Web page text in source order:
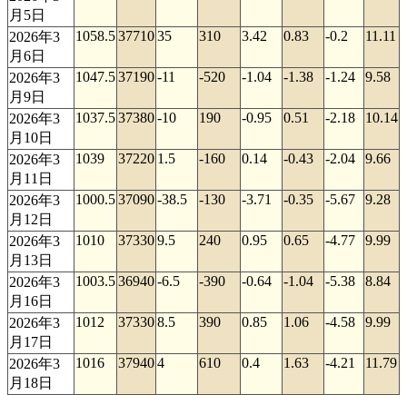
月5日
2026年3
月6日
1058.53771035 310 3.42 0.83 -0.2 11.11
2026年3
月9日
1047.537190-11 -520 -1.04 -1.38 -1.24 9.58
2026年3
月10日
1037.537380-10 190 -0.95 0.51 -2.18 10.14
2026年3
月11日
1039 37220 1.5 -160 0.14 -0.43 -2.04 9.66
2026年3
月12日
1000.537090-38.5 -130 -3.71 -0.35 -5.67 9.28
2026年3
月13日
1010 373309.5 240 0.95 0.65 -4.77 9.99
2026年3
月16日
1003.536940-6.5 -390 -0.64 -1.04 -5.38 8.84
2026年3
月17日
1012 373308.5 390 0.85 1.06 -4.58 9.99
2026年3
月18日
1016 379404 610 0.4 1.63 -4.21 11.79